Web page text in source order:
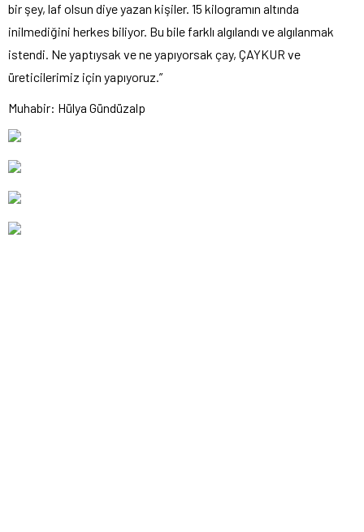
bir şey, laf olsun diye yazan kişiler. 15 kilogramın altında
inilmediğini herkes biliyor. Bu bile farklı algılandı ve algılanmak
istendi. Ne yaptıysak ve ne yapıyorsak çay, ÇAYKUR ve
üreticilerimiz için yapıyoruz.”
Muhabir: Hülya Gündüzalp